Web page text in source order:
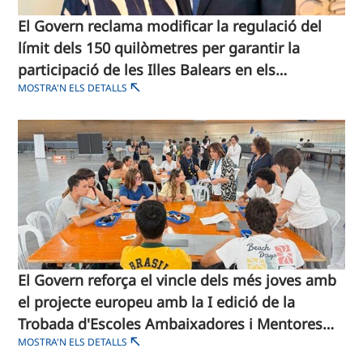
El Govern reclama modificar la regulació del
límit dels 150 quilòmetres per garantir la
participació de les Illes Balears en els
programes Interreg de cooperació
MOSTRA'N ELS DETALLS
El Govern reforça el vincle dels més joves amb
el projecte europeu amb la I edició de la
Trobada d'Escoles Ambaixadores i Mentores
MOSTRA'N ELS DETALLS